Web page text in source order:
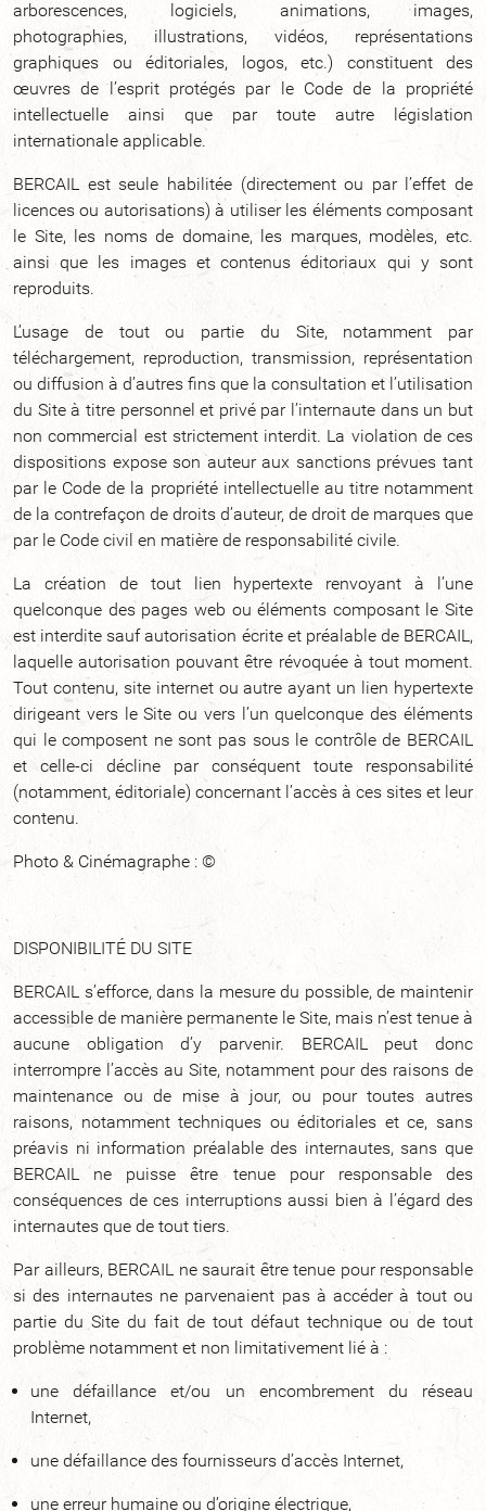
arborescences, logiciels, animations, images,
photographies, illustrations, vidéos, représentations
graphiques ou éditoriales, logos, etc.) constituent des
œuvres de l’esprit protégés par le Code de la propriété
intellectuelle ainsi que par toute autre législation
internationale applicable.
BERCAIL est seule habilitée (directement ou par l’effet de
licences ou autorisations) à utiliser les éléments composant
le Site, les noms de domaine, les marques, modèles, etc.
ainsi que les images et contenus éditoriaux qui y sont
reproduits.
L’usage de tout ou partie du Site, notamment par
téléchargement, reproduction, transmission, représentation
ou diffusion à d’autres fins que la consultation et l’utilisation
du Site à titre personnel et privé par l’internaute dans un but
non commercial est strictement interdit. La violation de ces
dispositions expose son auteur aux sanctions prévues tant
par le Code de la propriété intellectuelle au titre notamment
de la contrefaçon de droits d’auteur, de droit de marques que
par le Code civil en matière de responsabilité civile.
La création de tout lien hypertexte renvoyant à l’une
quelconque des pages web ou éléments composant le Site
est interdite sauf autorisation écrite et préalable de BERCAIL,
laquelle autorisation pouvant être révoquée à tout moment.
Tout contenu, site internet ou autre ayant un lien hypertexte
dirigeant vers le Site ou vers l’un quelconque des éléments
qui le composent ne sont pas sous le contrôle de BERCAIL
et celle-ci décline par conséquent toute responsabilité
(notamment, éditoriale) concernant l’accès à ces sites et leur
contenu.
Photo & Cinémagraphe : ©
DISPONIBILITÉ DU SITE
BERCAIL s’efforce, dans la mesure du possible, de maintenir
accessible de manière permanente le Site, mais n’est tenue à
aucune obligation d’y parvenir. BERCAIL peut donc
interrompre l’accès au Site, notamment pour des raisons de
maintenance ou de mise à jour, ou pour toutes autres
raisons, notamment techniques ou éditoriales et ce, sans
préavis ni information préalable des internautes, sans que
BERCAIL ne puisse être tenue pour responsable des
conséquences de ces interruptions aussi bien à l’égard des
internautes que de tout tiers.
Par ailleurs, BERCAIL ne saurait être tenue pour responsable
si des internautes ne parvenaient pas à accéder à tout ou
partie du Site du fait de tout défaut technique ou de tout
problème notamment et non limitativement lié à :
une défaillance et/ou un encombrement du réseau
Internet,
une défaillance des fournisseurs d’accès Internet,
une erreur humaine ou d’origine électrique,